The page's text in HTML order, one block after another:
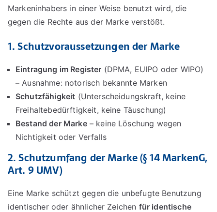
Markeninhabers in einer Weise benutzt wird, die
gegen die Rechte aus der Marke verstößt.
1. Schutzvoraussetzungen der Marke
Eintragung im Register (DPMA, EUIPO oder WIPO)
– Ausnahme: notorisch bekannte Marken
Schutzfähigkeit (Unterscheidungskraft, keine
Freihaltebedürftigkeit, keine Täuschung)
Bestand der Marke– keine Löschung wegen
Nichtigkeit oder Verfalls
2. Schutzumfang der Marke (§ 14 MarkenG,
Art. 9 UMV)
Eine Marke schützt gegen die unbefugte Benutzung
identischer oder ähnlicher Zeichen für identische